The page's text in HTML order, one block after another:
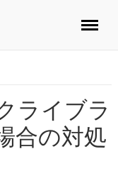
ライブラ
合の対処